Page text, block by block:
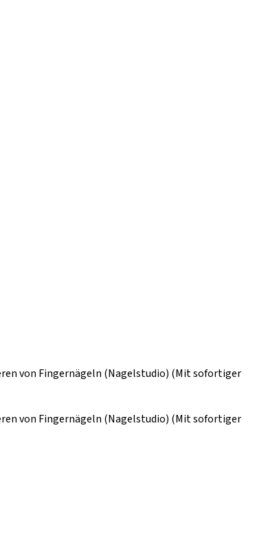
von Fingernägeln (Nagelstudio) (Mit sofortiger
von Fingernägeln (Nagelstudio) (Mit sofortiger